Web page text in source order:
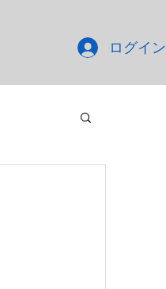
ログイン